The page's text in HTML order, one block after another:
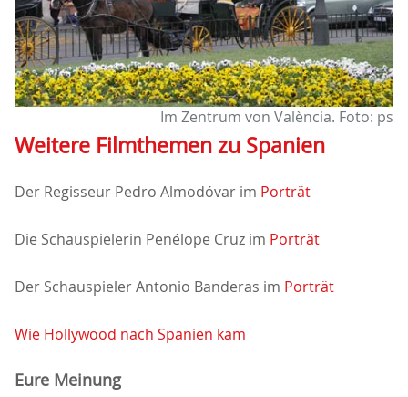
Im Zentrum von València. Foto: ps
Weitere Filmthemen zu Spanien
Der Regisseur Pedro Almodóvar im Porträt
Die Schauspielerin Penélope Cruz im Porträt
Der Schauspieler Antonio Banderas im Porträt
Wie Hollywood nach Spanien kam
Eure Meinung